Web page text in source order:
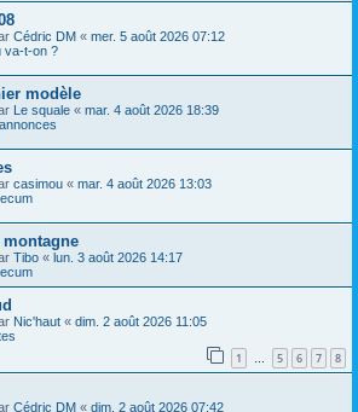
Cédric DM « mer. 5 août 2026 07:12
va-t-on ?
modèle
Le squale « mar. 4 août 2026 18:39
casimou « mar. 4 août 2026 13:03
montagne
Tibo « lun. 3 août 2026 14:17
Nic'haut « dim. 2 août 2026 11:05
1 5 6 7 8
Cédric DM « dim. 2 août 2026 07:42